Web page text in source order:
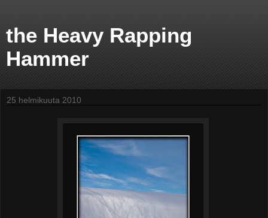
the Heavy Rapping
Hammer
25 helmikuuta 2010